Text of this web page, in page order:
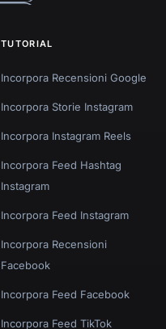
TUTORIAL
Incorpora Recensioni Google
Incorpora Storie Instagram
Incorpora Instagram Reels
Incorpora Feed Hashtag
Instagram
Incorpora Feed Instagram
Incorpora Recensioni
Facebook
Incorpora Feed Facebook
Incorpora Feed TikTok